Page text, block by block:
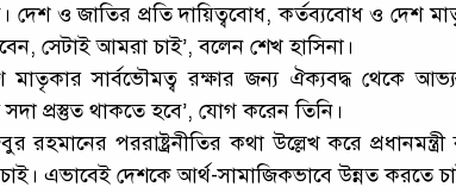
দেশ ও জাতির প্রতি দায়িত্ববোধ, কর্তব্যবোধ ও দেশ
সেটাই আমরা চাই’, বলেন শেখ হাসিনা।
মাতৃকার সার্বভৌমত্ব রক্ষার জন্য ঐক্যবদ্ধ থেকে
প্রস্তুত থাকতে হবে’, যোগ করেন তিনি।
রহমানের পররাষ্ট্রনীতির কথা উল্লেখ করে
চাই। এভাবেই দেশকে আর্থ-সামাজিকভাবে উন্নত করতে